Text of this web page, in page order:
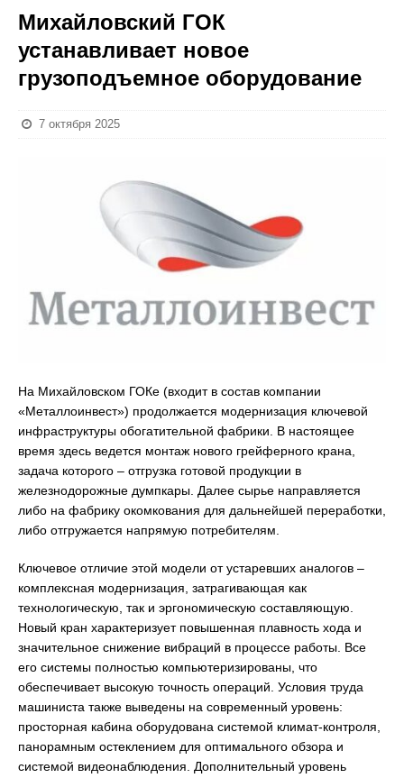
Михайловский ГОК
устанавливает новое
грузоподъемное оборудование
7 октября 2025
На Михайловском ГОКе (входит в состав компании
«Металлоинвест») продолжается модернизация ключевой
инфраструктуры обогатительной фабрики. В настоящее
время здесь ведется монтаж нового грейферного крана,
задача которого – отгрузка готовой продукции в
железнодорожные думпкары. Далее сырье направляется
либо на фабрику окомкования для дальнейшей переработки,
либо отгружается напрямую потребителям.
Ключевое отличие этой модели от устаревших аналогов –
комплексная модернизация, затрагивающая как
технологическую, так и эргономическую составляющую.
Новый кран характеризует повышенная плавность хода и
значительное снижение вибраций в процессе работы. Все
его системы полностью компьютеризированы, что
обеспечивает высокую точность операций. Условия труда
машиниста также выведены на современный уровень:
просторная кабина оборудована системой климат-контроля,
панорамным остеклением для оптимального обзора и
системой видеонаблюдения. Дополнительный уровень